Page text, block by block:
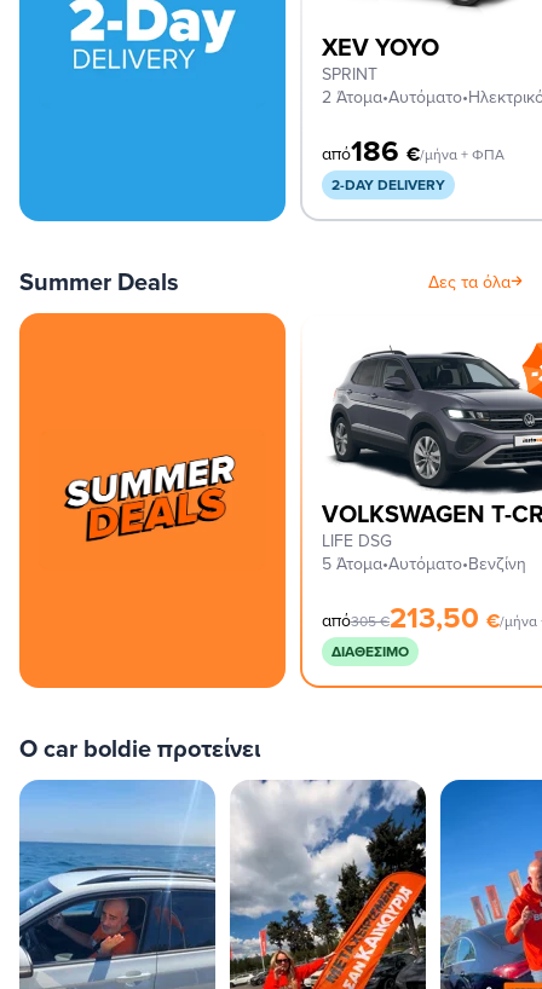
XEV YOYO
SPRINT
2 Άτομα•Αυτόματο•
από186 €/μήνα + ΦΠΑ
2-DAY DELIVERY
Summer Deals Δες τα όλα
VOLKSWAGEN T-
LIFE DSG
5 Άτομα•Αυτόματο•Βενζίνη
από305€213,50 €/
ΔΙΑΘΈΣΙΜΟ
O car boldie προτείνει